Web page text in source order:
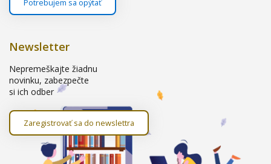
Potrebujem sa opýtať
Newsletter
Nepremeškajte žiadnu
novinku, zabezpečte
si ich odber
Zaregistrovať sa do newslettra